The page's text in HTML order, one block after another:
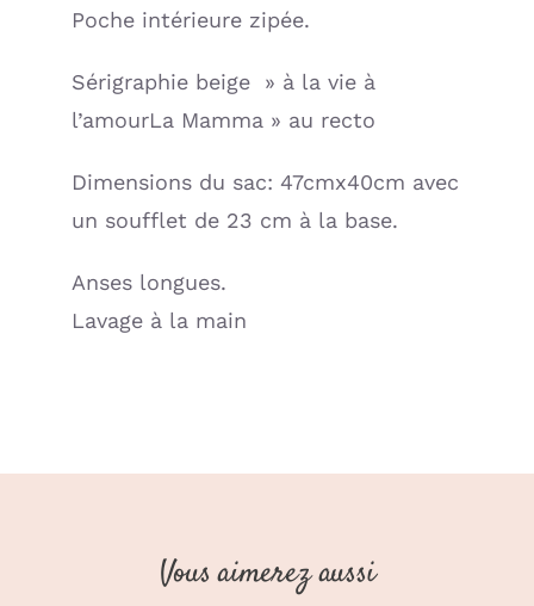
Petit
Poche intérieure zipée.
Sérigraphie beige » à la vie à
l’amourLa Mamma » au recto
Dimensions du sac: 47cmx40cm avec
un soufflet de 23 cm à la base.
Anses longues.
Lavage à la main
Vous aimerez aussi